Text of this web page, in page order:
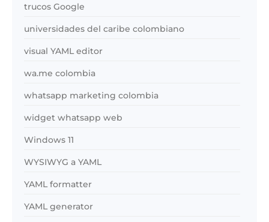
trucos Google
universidades del caribe colombiano
visual YAML editor
wa.me colombia
whatsapp marketing colombia
widget whatsapp web
Windows 11
WYSIWYG a YAML
YAML formatter
YAML generator